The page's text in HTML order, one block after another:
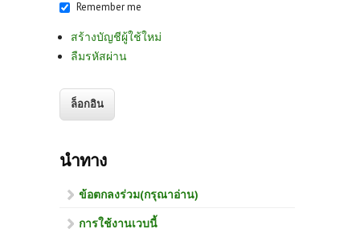
Remember me
สร้างบัญชีผู้ใช้ใหม่
ลืมรหัสผ่าน
นำทาง
ข้อตกลงร่วม(กรุณาอ่าน)
การใช้งานเวบนี้